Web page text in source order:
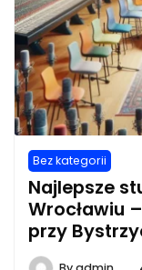
Bez kategorii
Najlepsze
Wrocławiu
przy